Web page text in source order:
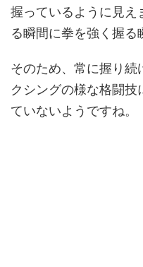
握っているように見え
る瞬間に拳を強く握る
そのため、常に握り続
クシングの様な格闘
ていないようですね。